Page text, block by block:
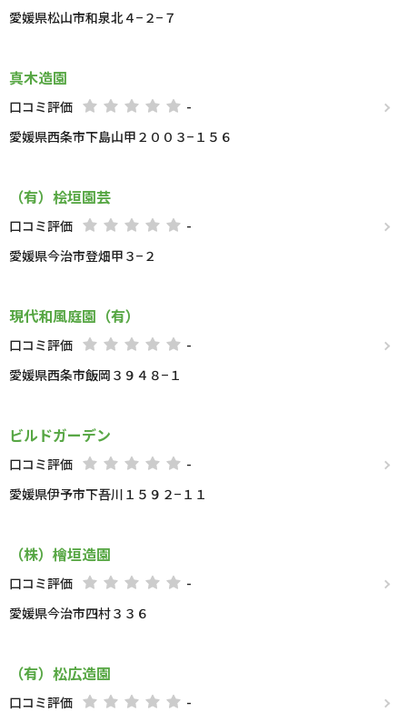
愛媛県松山市和泉北４−２−７
真木造園
口コミ評価
-
愛媛県西条市下島山甲２００３−１５６
（有）桧垣園芸
口コミ評価
-
愛媛県今治市登畑甲３−２
現代和風庭園（有）
口コミ評価
-
愛媛県西条市飯岡３９４８−１
ビルドガーデン
口コミ評価
-
愛媛県伊予市下吾川１５９２−１１
（株）檜垣造園
口コミ評価
-
愛媛県今治市四村３３６
（有）松広造園
口コミ評価
-